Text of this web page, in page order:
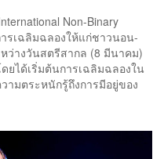
Non-Binary
ารเฉลิมฉลองให้แก่ชาวนอน-
ว่างวันสตรีสากล (8 มีนาคม)
ได้เริ่มต้นการเฉลิมฉลองใน
ามตระหนักรู้ถึงการมีอยู่ของ